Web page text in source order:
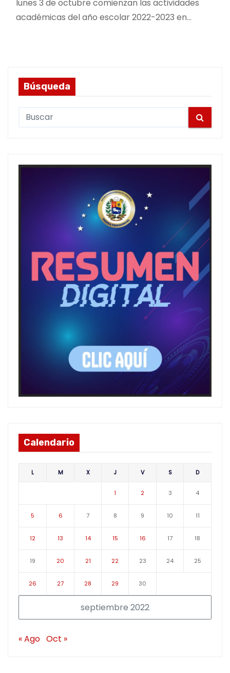
lunes 3 de octubre comienzan las actividades
académicas del año escolar 2022-2023 en…
Búsqueda
c
Calendario
septiembre 2022
L M X J V S D
1 2 3 4
5 6 7 8 9 10 11
12 13 14 15 16 17 18
19 20 21 22 23 24 25
26 27 28 29 30
« Ago Oct »